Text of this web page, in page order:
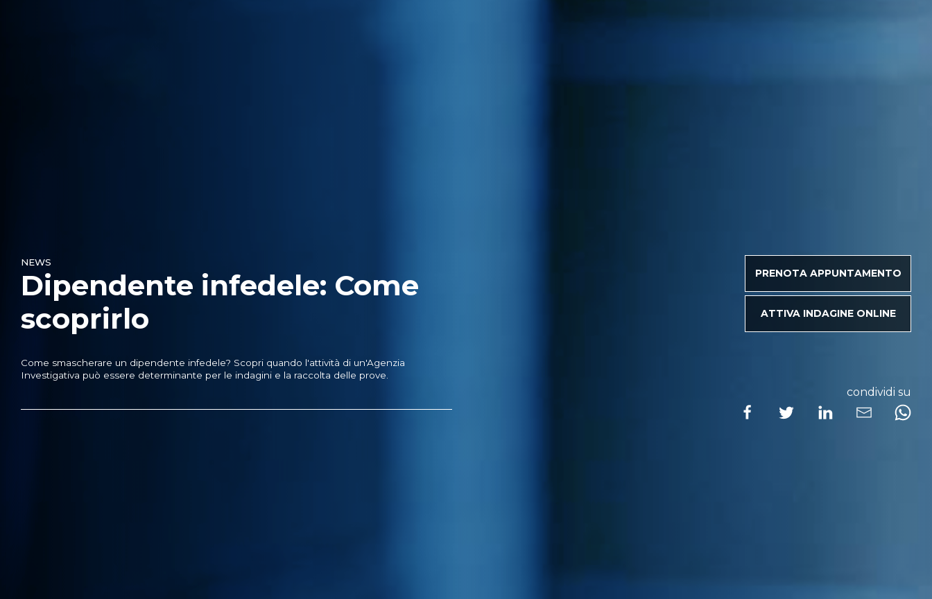
NEWS
Dipendente infedele: Come
scoprirlo
Come smascherare un dipendente infedele? Scopri quando l'attività di un'Agenzia
Investigativa può essere determinante per le indagini e la raccolta delle prove.
PRENOTA APPUNTAMENTO
ATTIVA INDAGINE ONLINE
condividi su